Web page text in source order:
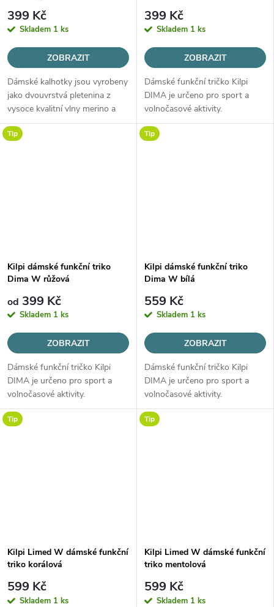
399 Kč
Skladem 1 ks
ZOBRAZIT
Dámské kalhotky jsou vyrobeny
jako dvouvrstvá pletenina z
vysoce kvalitní vlny merino a
jemného polyamidového vlákna,
která zajišťuje výbornou
399 Kč
Skladem 1 ks
ZOBRAZIT
Dámské funkční tričko Kilpi
DIMA je určeno pro sport a
volnočasové aktivity.
Tip
Kilpi dámské funkční triko
Dima W růžová
od 399 Kč
Skladem 1 ks
ZOBRAZIT
Dámské funkční tričko Kilpi
DIMA je určeno pro sport a
volnočasové aktivity.
Tip
Kilpi dámské funkční triko
Dima W bílá
559 Kč
Skladem 1 ks
ZOBRAZIT
Dámské funkční tričko Kilpi
DIMA je určeno pro sport a
volnočasové aktivity.
Tip
Kilpi Limed W dámské funkční
triko korálová
599 Kč
Skladem 1 ks
Tip
Kilpi Limed W dámské funkční
triko mentolová
599 Kč
Skladem 1 ks